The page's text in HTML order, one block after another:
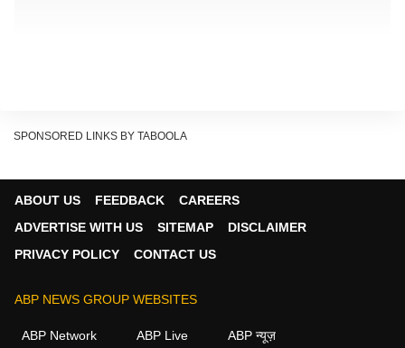
Show Quick Read
SPONSORED LINKS BY TABOOLA
ABOUT US FEEDBACK
CAREERS
ADVERTISE WITH US
SITEMAP
DISCLAIMER
PRIVACY POLICY
CONTACT US
ABP NEWS GROUP WEBSITES
ABP Network ABP Live ABP न्यूज़